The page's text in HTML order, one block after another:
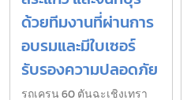
ด้วยทีมงานที่ผ่านการ
อบรมและมีใบเซอร์
รับรองความปลอดภัย
รถเครน 60 ตันฉะเชิงเทรา